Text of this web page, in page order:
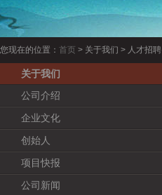
您现在的位置： 首页 > 关于我们 > 人才招聘
关于我们
公司介绍
企业文化
创始人
项目快报
公司新闻